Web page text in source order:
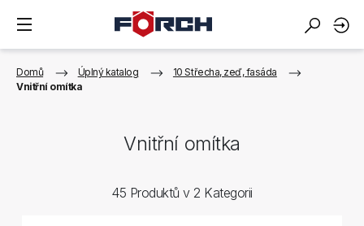
Domů Úplný katalog
10 Střecha, zeď, fasáda
Vnitřní omítka
Vnitřní omítka
45 Produktů v 2 Kategorii